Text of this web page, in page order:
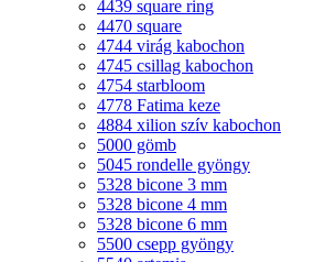
4439 square ring
4470 square
4744 virág kabochon
4745 csillag kabochon
4754 starbloom
4778 Fatima keze
4884 xilion szív kabochon
5000 gömb
5045 rondelle gyöngy
5328 bicone 3 mm
5328 bicone 4 mm
5328 bicone 6 mm
5500 csepp gyöngy